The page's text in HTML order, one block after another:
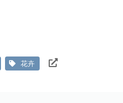
花卉